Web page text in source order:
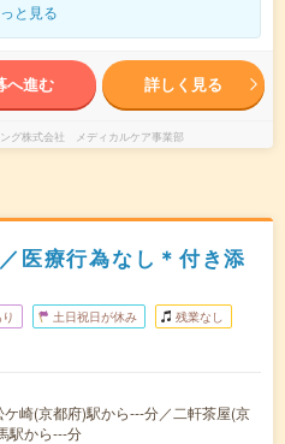
と見る
へ進む 詳しく見る
グ株式会社 メディカルケア事業部
医療行為なし＊付き添
土日祝日が休み 残業なし
崎(京都府)駅から---分／二軒茶屋(京
駅から---分